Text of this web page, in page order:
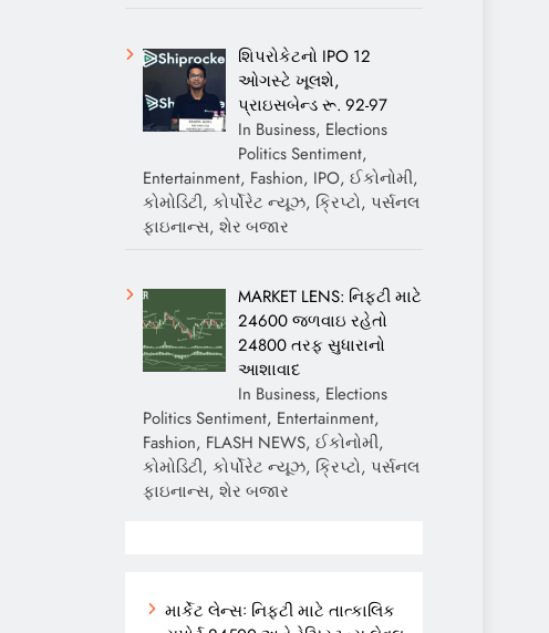
શિપરોકેટનો IPO 12
ઓગસ્ટે ખૂલશે,
પ્રાઇસબેન્ડ રૂ. 92-97
In Business, Elections
Politics Sentiment,
Entertainment, Fashion, IPO, ઈકોનોમી,
કોમોડિટી, કોર્પોરેટ ન્યૂઝ, ક્રિપ્ટો, પર્સનલ
ફાઇનાન્સ, શેર બજાર
MARKET LENS: નિફ્ટી માટે
24600 જળવાઇ રહેતો
24800 તરફ સુધારાનો
આશાવાદ
In Business, Elections
Politics Sentiment, Entertainment,
Fashion, FLASH NEWS, ઈકોનોમી,
કોમોડિટી, કોર્પોરેટ ન્યૂઝ, ક્રિપ્ટો, પર્સનલ
ફાઇનાન્સ, શેર બજાર
માર્કેટ લેન્સઃ નિફ્ટી માટે તાત્કાલિક